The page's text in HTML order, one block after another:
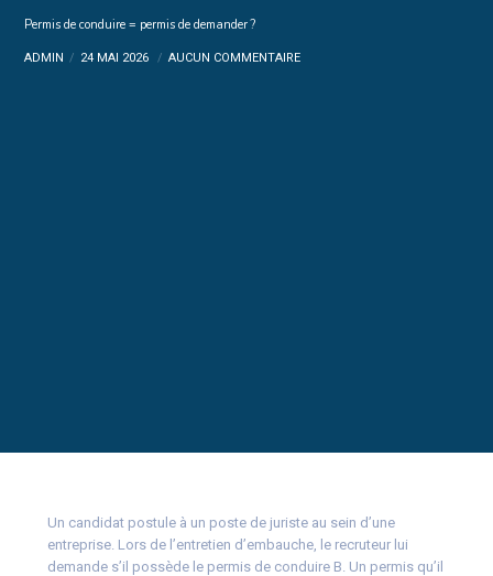
Permis de conduire = permis de demander ?
ADMIN 24 MAI 2026 AUCUN COMMENTAIRE
Un candidat postule à un poste de juriste au sein d’une
entreprise. Lors de l’entretien d’embauche, le recruteur lui
demande s’il possède le permis de conduire B. Un permis qu’il